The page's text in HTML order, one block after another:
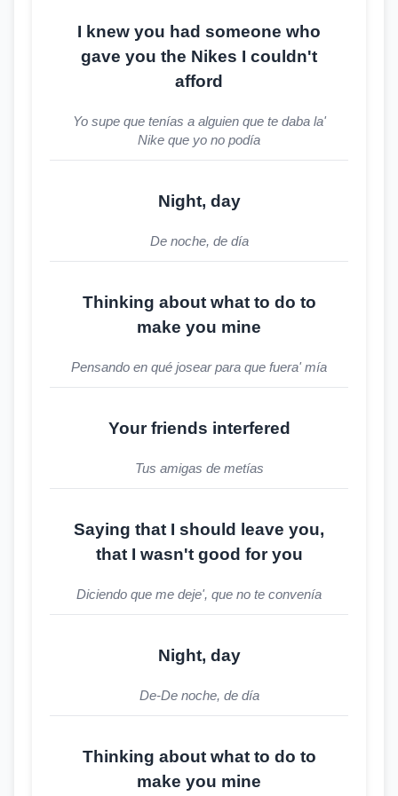
I knew you had someone who
gave you the Nikes I couldn't
afford
Yo supe que tenías a alguien que te daba la'
Nike que yo no podía
Night, day
De noche, de día
Thinking about what to do to
make you mine
Pensando en qué josear para que fuera' mía
Your friends interfered
Tus amigas de metías
Saying that I should leave you,
that I wasn't good for you
Diciendo que me deje', que no te convenía
Night, day
De-De noche, de día
Thinking about what to do to
make you mine